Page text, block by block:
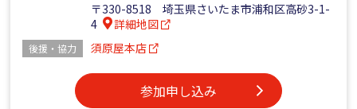
〒330-8518 埼玉県さいたま市浦和区高砂3-1-
4
詳細地図
後援・協力 須原屋本店
参加申し込み